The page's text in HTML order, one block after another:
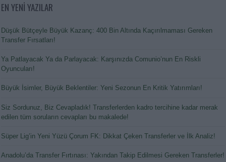
EN YENİ YAZILAR
Düşük Bütçeyle Büyük Kazanç: 400 Bin Altında Kaçırılmaması Gereken
Transfer Fırsatları!
Ya Patlayacak Ya da Parlayacak: Karşınızda Comunio’nun En Riskli
Oyuncuları!
Büyük İsimler, Büyük Beklentiler: Yeni Sezonun En Kritik Yatırımları!
Siz Sordunuz, Biz Cevapladık! Transferlerden kadro tercihine kadar merak
edilen tüm soruların cevapları bu makalede!
Süper Lig’in Yeni Yüzü Çorum FK: Dikkat Çeken Transferler ve İlk Analiz!
Anadolu’da Transfer Fırtınası: Yakından Takip Edilmesi Gereken Transferler!